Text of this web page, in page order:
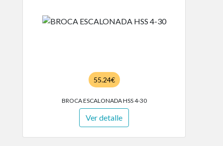
55.24€
BROCA ESCALONADA HSS 4-30
Ver detalle